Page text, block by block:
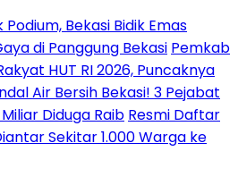
Bekasi Bidik Emas
di Panggung Bekasi Pemkab
HUT RI 2026, Puncaknya
Air Bersih Bekasi! 3 Pejabat
Diduga Raib Resmi Daftar
Sekitar 1.000 Warga ke